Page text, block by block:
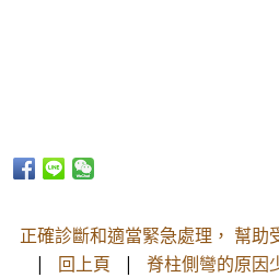
正確診斷和適當緊急處理， 幫助
| 回上頁 | 脊柱側彎的原因